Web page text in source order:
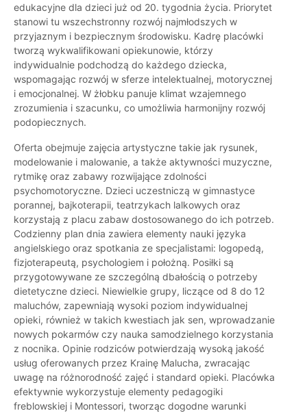
edukacyjne dla dzieci już od 20. tygodnia życia. Priorytet
stanowi tu wszechstronny rozwój najmłodszych w
przyjaznym i bezpiecznym środowisku. Kadrę placówki
tworzą wykwalifikowani opiekunowie, którzy
indywidualnie podchodzą do każdego dziecka,
wspomagając rozwój w sferze intelektualnej, motorycznej
i emocjonalnej. W żłobku panuje klimat wzajemnego
zrozumienia i szacunku, co umożliwia harmonijny rozwój
podopiecznych.
Oferta obejmuje zajęcia artystyczne takie jak rysunek,
modelowanie i malowanie, a także aktywności muzyczne,
rytmikę oraz zabawy rozwijające zdolności
psychomotoryczne. Dzieci uczestniczą w gimnastyce
porannej, bajkoterapii, teatrzykach lalkowych oraz
korzystają z placu zabaw dostosowanego do ich potrzeb.
Codzienny plan dnia zawiera elementy nauki języka
angielskiego oraz spotkania ze specjalistami: logopedą,
fizjoterapeutą, psychologiem i położną. Posiłki są
przygotowywane ze szczególną dbałością o potrzeby
dietetyczne dzieci. Niewielkie grupy, liczące od 8 do 12
maluchów, zapewniają wysoki poziom indywidualnej
opieki, również w takich kwestiach jak sen, wprowadzanie
nowych pokarmów czy nauka samodzielnego korzystania
z nocnika. Opinie rodziców potwierdzają wysoką jakość
usług oferowanych przez Krainę Malucha, zwracając
uwagę na różnorodność zajęć i standard opieki. Placówka
efektywnie wykorzystuje elementy pedagogiki
freblowskiej i Montessori, tworząc dogodne warunki